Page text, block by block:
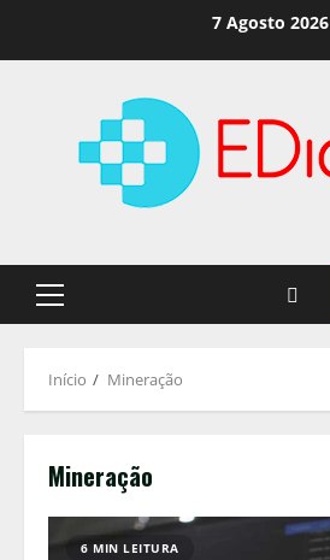
7 Agosto 2026
Menu
Início Mineração
Mineração
6 MIN LEITURA